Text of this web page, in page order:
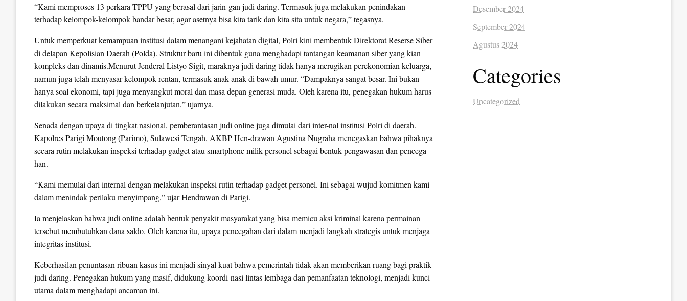
“Kami memproses 13 perkara TPPU yang berasal dari jarin-gan judi daring. Termasuk juga melakukan penindakan
terhadap kelompok-kelompok bandar besar, agar asetnya bisa kita tarik dan kita sita untuk negara,” tegasnya.
Untuk memperkuat kemampuan institusi dalam menangani kejahatan digital, Polri kini membentuk Direktorat Reserse Siber
di delapan Kepolisian Daerah (Polda). Struktur baru ini dibentuk guna menghadapi tantangan keamanan siber yang kian
kompleks dan dinamis.Menurut Jenderal Listyo Sigit, maraknya judi daring tidak hanya merugikan perekonomian keluarga,
namun juga telah menyasar kelompok rentan, termasuk anak-anak di bawah umur. “Dampaknya sangat besar. Ini bukan
hanya soal ekonomi, tapi juga menyangkut moral dan masa depan generasi muda. Oleh karena itu, penegakan hukum harus
dilakukan secara maksimal dan berkelanjutan,” ujarnya.
Senada dengan upaya di tingkat nasional, pemberantasan judi online juga dimulai dari inter-nal institusi Polri di daerah.
Kapolres Parigi Moutong (Parimo), Sulawesi Tengah, AKBP Hen-drawan Agustina Nugraha menegaskan bahwa pihaknya
secara rutin melakukan inspeksi terhadap gadget atau smartphone milik personel sebagai bentuk pengawasan dan pencega-
han.
“Kami memulai dari internal dengan melakukan inspeksi rutin terhadap gadget personel. Ini sebagai wujud komitmen kami
dalam menindak perilaku menyimpang,” ujar Hendrawan di Parigi.
Ia menjelaskan bahwa judi online adalah bentuk penyakit masyarakat yang bisa memicu aksi kriminal karena permainan
tersebut membutuhkan dana saldo. Oleh karena itu, upaya pencegahan dari dalam menjadi langkah strategis untuk menjaga
integritas institusi.
Keberhasilan penuntasan ribuan kasus ini menjadi sinyal kuat bahwa pemerintah tidak akan memberikan ruang bagi praktik
judi daring. Penegakan hukum yang masif, didukung koordi-nasi lintas lembaga dan pemanfaatan teknologi, menjadi kunci
utama dalam menghadapi ancaman ini.
Desember 2024
September 2024
Agustus 2024
Categories
Uncategorized